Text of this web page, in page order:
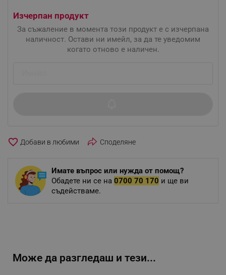
Изчерпан продукт
За съжаление в момента този продукт е с изчерпана
наличност. Остави ни имейл, за да те уведомим
когато отново е наличен.
favorite_border Споделяне
Имате въпрос или нужда от помощ?
Обадете ни се на 0700 70 170 и ще ви
съдействаме.
Може да разгледаш и тези...